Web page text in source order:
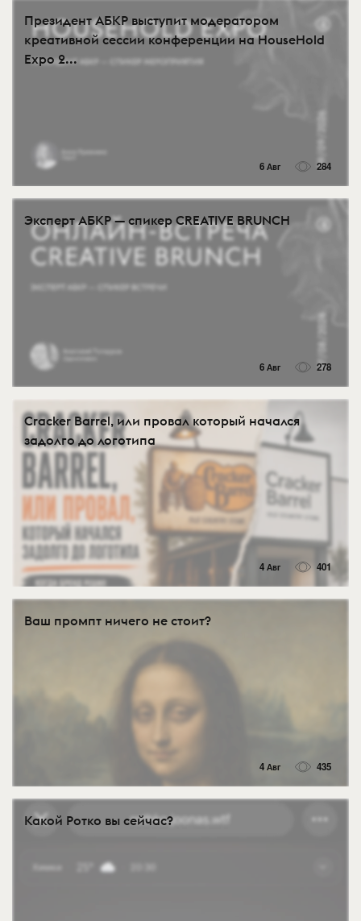
Президент АБКР выступит модератором
креативной сессии конференции на HouseHold
Expo 2...
6 Авг 284
Эксперт АБКР — спикер CREATIVE BRUNCH
6 Авг 278
Cracker Barrel, или провал который начался
задолго до логотипа
4 Авг 401
Ваш промпт ничего не стоит?
4 Авг 435
Какой Ротко вы сейчас?